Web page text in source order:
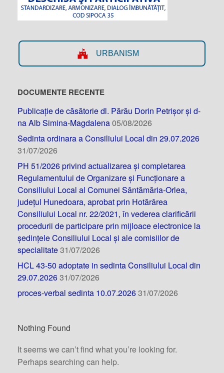
URBANISM
DOCUMENTE RECENTE
Publicație de căsătorie dl. Părău Dorin Petrișor și d-
na Alb Simina-Magdalena05/08/2026
Sedinta ordinara a Consiliului Local din 29.07.2026
31/07/2026
PH 51/2026 privind actualizarea și completarea
Regulamentului de Organizare și Funcționare a
Consiliului Local al Comunei Sântămăria-Orlea,
județul Hunedoara, aprobat prin Hotărârea
Consiliului Local nr. 22/2021, în vederea clarificării
procedurii de participare prin mijloace electronice la
ședințele Consiliului Local și ale comisiilor de
specialitate31/07/2026
HCL 43-50 adoptate in sedinta Consiliului Local din
29.07.202631/07/2026
proces-verbal sedinta 10.07.202631/07/2026
Nothing Found
It seems we can’t find what you’re looking for.
Perhaps searching can help.